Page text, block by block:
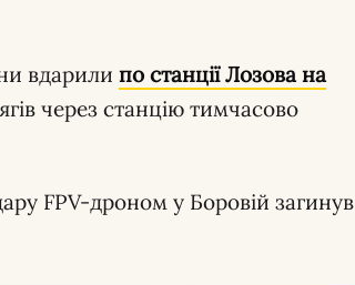
вдарили по станції Лозова на
через станцію тимчасово
FPV-дроном у Боровій загинув